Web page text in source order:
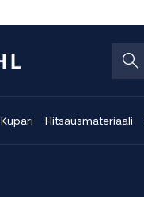
Kupari Hitsausmateriaali